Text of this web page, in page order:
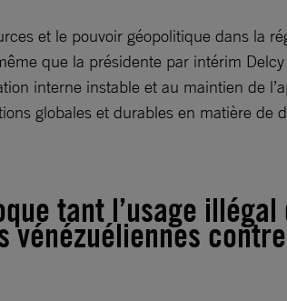
et le pouvoir géopolitique dans la
que la présidente par intérim
interne instable et au maintien de
globales et durables en matière
tant l’usage